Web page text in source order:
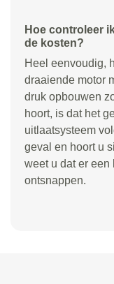
Hoe controleer
de kosten?
Heel eenvoudig,
draaiende motor
druk opbouwen
hoort, is dat het
uitlaatsysteem
geval en hoort u
weet u dat er
ontsnappen.